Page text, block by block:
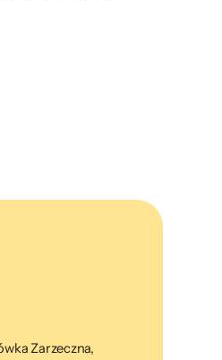
Zarzeczna,